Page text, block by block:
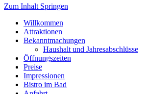
Zum Inhalt Springen
Willkommen
Attraktionen
Bekanntmachungen
Haushalt und Jahresabschlüsse
Öffnungszeiten
Preise
Impressionen
Bistro im Bad